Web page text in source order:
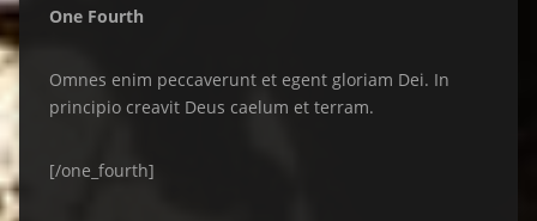
One Fourth
Omnes enim peccaverunt et egent gloriam Dei. In
principio creavit Deus caelum et terram.
[/one_fourth]